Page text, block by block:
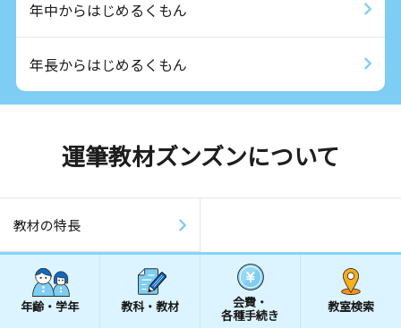
年中からはじめるくもん
年長からはじめるくもん
運筆教材ズンズンについて
教材の特長
年齢・学年 教科・教材 会費・
各種手続き
教室検索